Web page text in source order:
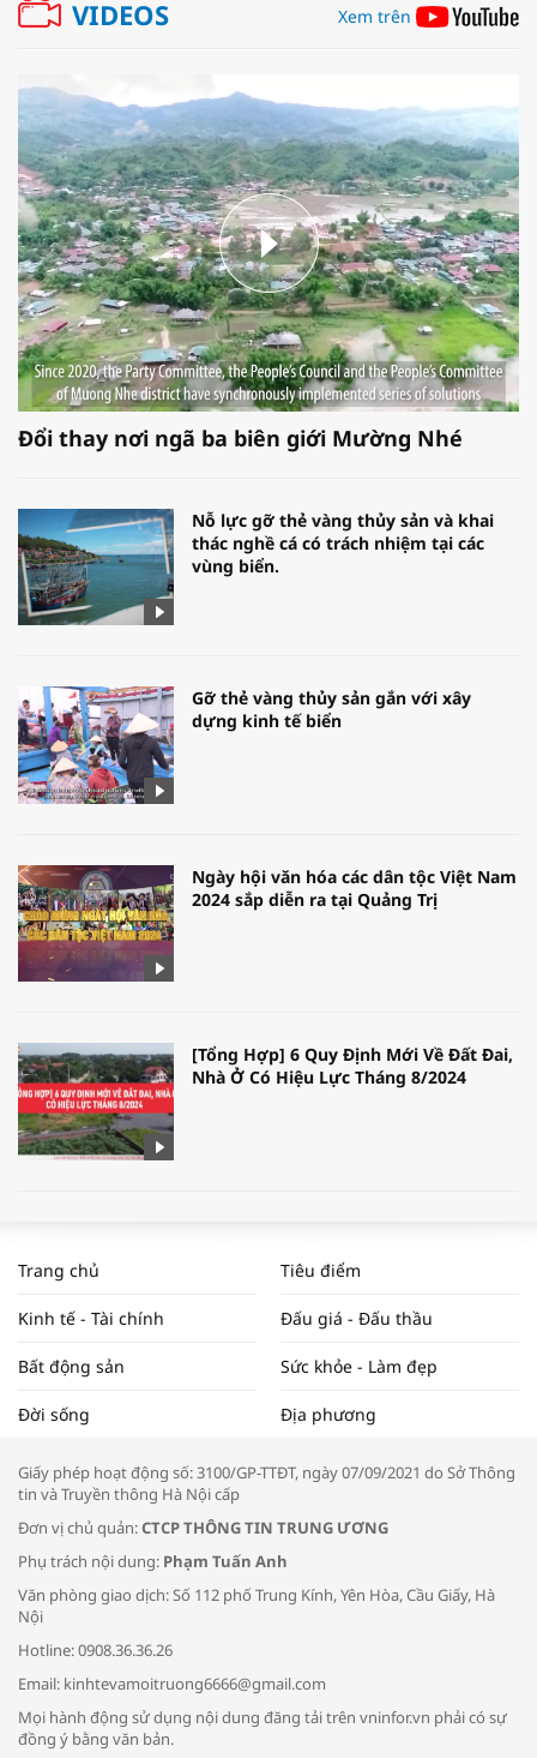
VIDEOS Xem trên
Đổi thay nơi ngã ba biên giới Mường Nhé
Nỗ lực gỡ thẻ vàng thủy sản và khai
thác nghề cá có trách nhiệm tại các
vùng biển.
Gỡ thẻ vàng thủy sản gắn với xây
dựng kinh tế biển
Ngày hội văn hóa các dân tộc Việt Nam
2024 sắp diễn ra tại Quảng Trị
[Tổng Hợp] 6 Quy Định Mới Về Đất Đai,
Nhà Ở Có Hiệu Lực Tháng 8/2024
NAM NĂM 2024 VÀ NĂM 2025 | NHỊP
ĐẬP THỊ TRƯỜNG #62
Tọa đàm “Xúc tiến thương mại: Khơi
Bác sĩ tư vấn cách phòng tránh bệnh
đường hô hấp trong thời tiết giao mùa
Trang chủ Tiêu điểm
Kinh tế - Tài chính Đấu giá - Đấu thầu
Bất động sản Sức khỏe - Làm đẹp
Đời sống Địa phương
Giấy phép hoạt động số: 3100/GP-TTĐT, ngày 07/09/2021 do Sở Thông
tin và Truyền thông Hà Nội cấp
Đơn vị chủ quản:CTCP THÔNG TIN TRUNG ƯƠNG
Phụ trách nội dung: Phạm Tuấn Anh
Văn phòng giao dịch: Số 112 phố Trung Kính, Yên Hòa, Cầu Giấy, Hà
Nội
Hotline: 0908.36.36.26
Email: kinhtevamoitruong6666@gmail.com
Mọi hành động sử dụng nội dung đăng tải trên vninfor.vn phải có sự
đồng ý bằng văn bản.